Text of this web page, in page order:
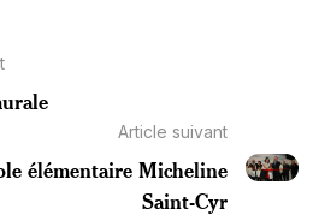
Article suivant
élémentaire Micheline
Saint-Cyr